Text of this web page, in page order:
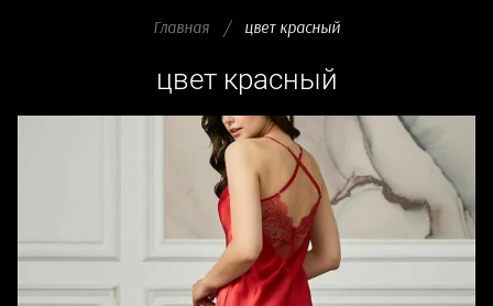
Главная /
  цвет красный
цвет красный